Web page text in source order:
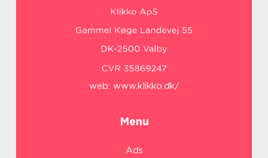
web: www.klikko.dk/
Menu
Ads